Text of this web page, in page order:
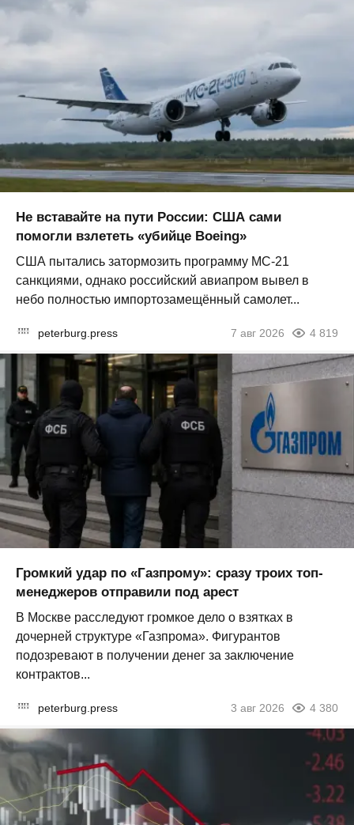
Не вставайте на пути России: США сами
помогли взлететь «убийце Boeing»
США пытались затормозить программу МС-21
санкциями, однако российский авиапром вывел в
небо полностью импортозамещённый самолет...
peterburg.press 7 авг 2026 4 819
Громкий удар по «Газпрому»: сразу троих топ-
менеджеров отправили под арест
В Москве расследуют громкое дело о взятках в
дочерней структуре «Газпрома». Фигурантов
подозревают в получении денег за заключение
контрактов...
peterburg.press 3 авг 2026 4 380